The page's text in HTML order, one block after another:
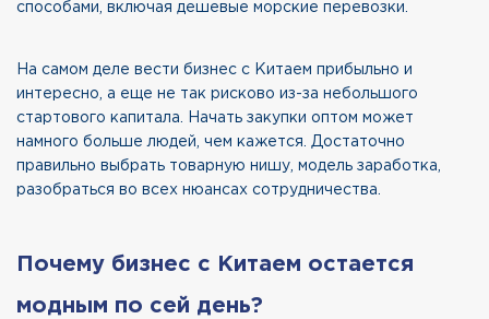
способами, включая дешевые морские перевозки
На самом деле вести бизнес с Китаем прибыльно и
интересно, а еще не так рисково из-за небольшого
стартового капитала. Начать закупки оптом может
намного больше людей, чем кажется. Достаточно
правильно выбрать товарную нишу, модель заработка,
разобраться во всех нюансах сотрудничества.
Почему бизнес с Китаем остается
модным по сей день?